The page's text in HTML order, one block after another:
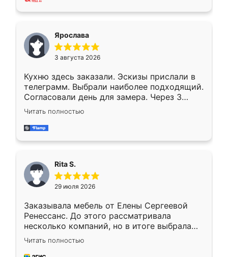
Ярослава
3 августа 2026
Кухню здесь заказали. Эскизы прислали в
телеграмм. Выбрали наиболее подходящий.
Согласовали день для замера. Через 3
недели кухня была уже готова. Остались
довольны работой. Спасибо Ренессанс
мебель за качественную работу!
Читать полностью
Rita S.
29 июля 2026
Заказывала мебель от Елены Сергеевой
Ренессанс. До этого рассматривала
несколько компаний, но в итоге выбрала
эту. Сначала обговорили условия, потом
приехал замерщик, всё спокойно объяснил
Читать полностью